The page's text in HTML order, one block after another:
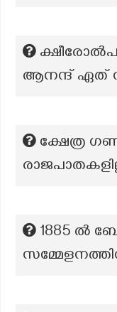
ആനന്ദ് ഏത്
ക്ഷേത്ര
1885 ല്‍